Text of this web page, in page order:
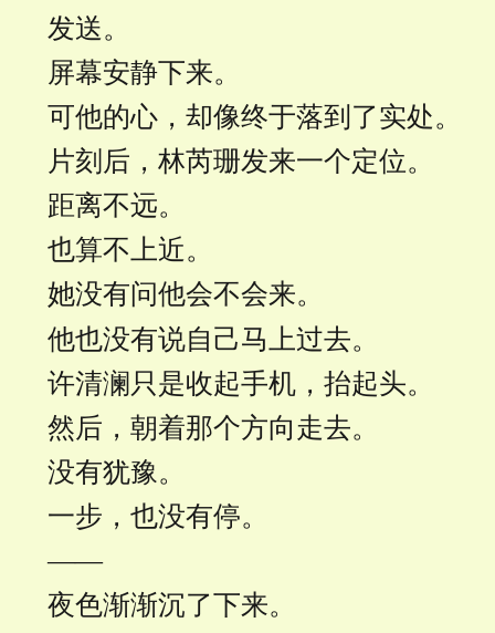
发送。
屏幕安静下来。
可他的心，却像终于落到了实处。
片刻后，林芮珊发来一个定位。
距离不远。
也算不上近。
她没有问他会不会来。
他也没有说自己马上过去。
许清澜只是收起手机，抬起头。
然后，朝着那个方向走去。
没有犹豫。
一步，也没有停。
——
夜色渐渐沉了下来。